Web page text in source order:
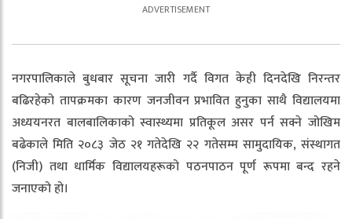
नगरपालिकाले बुधबार सूचना जारी गर्दै विगत केही दिनदेखि निरन्तर
बढिरहेको तापक्रमका कारण जनजीवन प्रभावित हुनुका साथै विद्यालयमा
अध्ययनरत बालबालिकाको स्वास्थ्यमा प्रतिकूल असर पर्न सक्ने जोखिम
बढेकाले मिति २०८३ जेठ २१ गतेदेखि २२ गतेसम्म सामुदायिक, संस्थागत
(निजी) तथा धार्मिक विद्यालयहरूको पठनपाठन पूर्ण रूपमा बन्द रहने
जनाएको हो।